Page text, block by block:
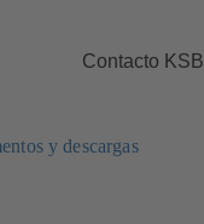
Contacto KSB
y descargas